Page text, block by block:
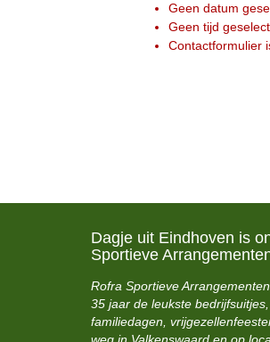
Geen datum
Geen tijd
Contactformulier
Dagje uit Eindhoven is
Sportieve
Rofra Sportieve
35 jaar de leukste
familiedagen,